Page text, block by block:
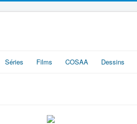
Séries Films COSAA Dessins